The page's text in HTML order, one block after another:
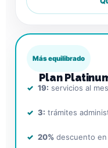
Más equilibrado
Plan
19: servicios al mes
3: trámites
20% descuento